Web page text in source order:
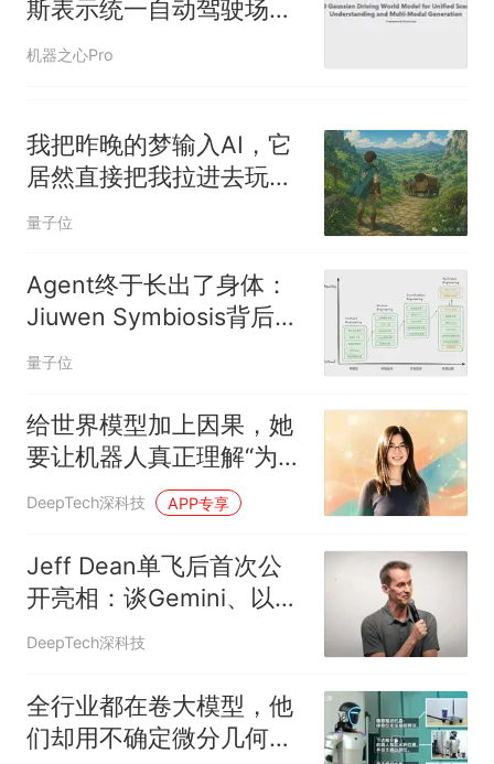
斯表示统一自动驾驶场景
理解与多模态生成
机器之心Pro
我把昨晚的梦输入AI，它
居然直接把我拉进去玩儿
量子位
Agent终于长出了身体：
Jiuwen Symbiosis背后的
思考与实践
量子位
给世界模型加上因果，她
要让机器人真正理解“为什
么”
DeepTech深科技 APP专享
Jeff Dean单飞后首次公
开亮相：谈Gemini、以及
什么技术值得赌五年
DeepTech深科技
全行业都在卷大模型，他
们却用不确定微分几何给